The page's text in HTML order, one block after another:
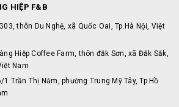
HIỆP F&B
thôn Du Nghệ, xã Quốc Oai, Tp.Hà Nội, Việt
Hiệp Coffee Farm, thôn đắk Sơn, xã Đắk Sắk,
Nam
1 Trần Thị Năm, phường Trung Mỹ Tây, Tp.Hồ